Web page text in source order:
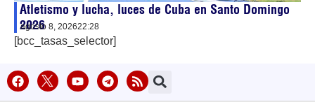
Atletismo y lucha, luces de Cuba en Santo Domingo
2026
agosto 8, 202622:28
[bcc_tasas_selector]